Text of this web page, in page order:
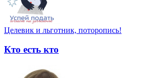
Целевик и льготник, поторопись!
Кто есть кто